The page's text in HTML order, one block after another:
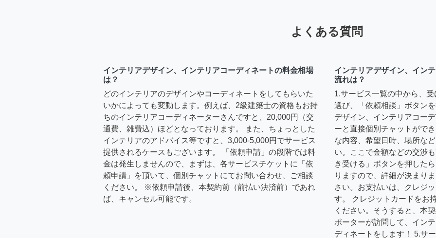
よくある質問
インテリアデザイン、インテリアコーディネートの料金相場
は？
どのインテリアのデザインやコーディネートをしてもらいた
いかによっても変動します。例えば、2級建築士の資格もお持
ちのインテリアコーディネーターさんですと、20,000円（交
通費、雑費込）ほどとなっております。 また、ちょっとした
インテリアのアドバイス等ですと、3,000-5,000円でサービス
提供されるケースもございます。 「依頼申請」の段階では料
金は発生しませんので、まずは、各サービスチケットに「依
頼申請」を頂いて、個別チャットにてお問い合わせ、ご相談
ください。 ※依頼申請後、本契約前（前払い決済前）であれ
ば、キャンセル可能です。
インテリアデザイン、イン
流れは？
1.サービス一覧の中から、
選び、「依頼相談」ボタン
デザイン、インテリアコー
ーと直接個別チャットがで
な内容、希望日時、場所な
い。ここで金額などの交渉
き受ける」ボタンを押した
りますので、詳細が決まり
さい。お支払いは、クレジ
す。 クレジットカードをお
ください。そうすると、本
ポーターが訪問して、イン
ディネートをします！ 5.サ